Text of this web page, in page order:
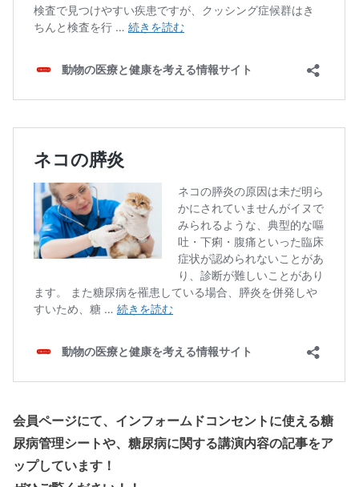
会員ページにて、インフォームドコンセントに使える糖
尿病管理シートや、糖尿病に関する講演内容の記事をア
ップしています！